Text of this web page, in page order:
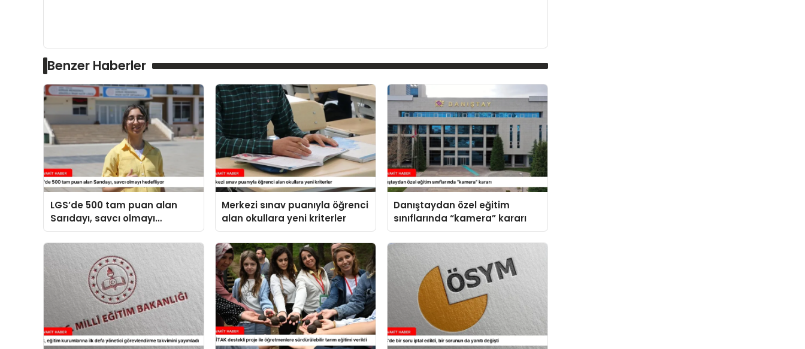
Benzer Haberler
LGS’de 500 tam puan alan
Sarıdayı, savcı olmayı
hedefliyor
Merkezi sınav puanıyla öğrenci
alan okullara yeni kriterler
Danıştaydan özel eğitim
sınıflarında “kamera” kararı